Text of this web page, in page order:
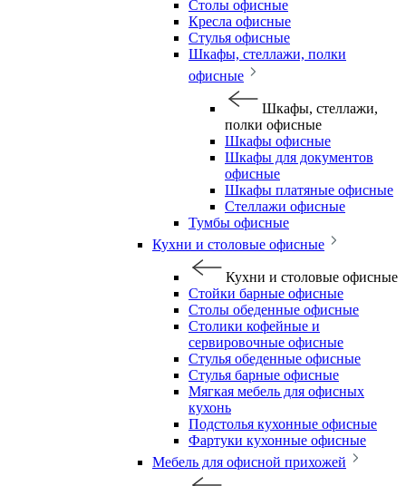
Столы офисные
Кресла офисные
Стулья офисные
Шкафы, стеллажи, полки
офисные
Шкафы, стеллажи,
полки офисные
Шкафы офисные
Шкафы для документов
офисные
Шкафы платяные офисные
Стеллажи офисные
Тумбы офисные
Кухни и столовые офисные
Кухни и столовые офисные
Стойки барные офисные
Столы обеденные офисные
Столики кофейные и
сервировочные офисные
Стулья обеденные офисные
Стулья барные офисные
Мягкая мебель для офисных
кухонь
Подстолья кухонные офисные
Фартуки кухонные офисные
Мебель для офисной прихожей